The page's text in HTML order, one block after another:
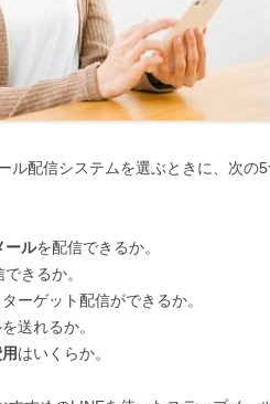
ル配信システムを選ぶときに、次の
ールを配信できるか。
きるか。
ーゲット配信ができるか。
送れるか。
はいくらか。